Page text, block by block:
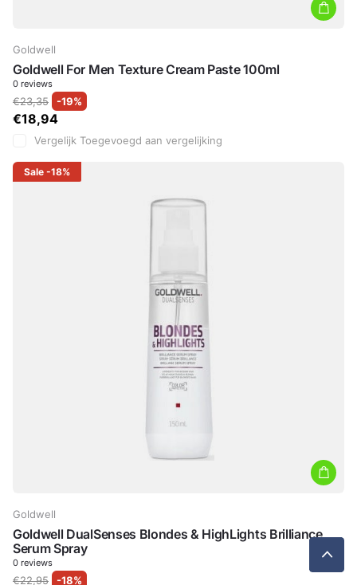
Goldwell
Goldwell For Men Texture Cream Paste 100ml
0 reviews
€23,35 -19%
€18,94
Vergelijk Toegevoegd aan vergelijking
Sale -18%
Goldwell
Goldwell DualSenses Blondes & HighLights Brilliance
Serum Spray
0 reviews
€22,95 -18%